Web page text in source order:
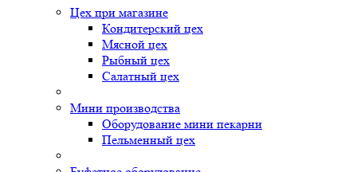
Цех при магазине
Кондитерский цех
Мясной цех
Рыбный цех
Салатный цех
Мини производства
Оборудование мини пекарни
Пельменный цех